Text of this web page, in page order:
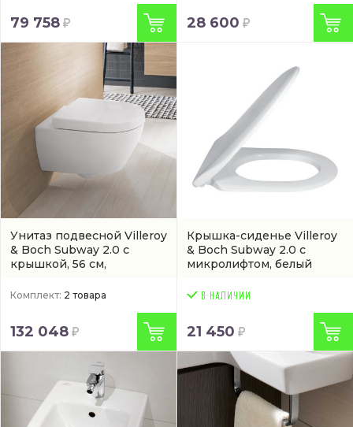
79 758 28 600
Унитаз подвесной Villeroy
& Boch Subway 2.0 с
крышкой, 56 см,
Комплект: 2 товара
132 048
Крышка-сиденье Villeroy
& Boch Subway 2.0 с
микролифтом, белый
21 450